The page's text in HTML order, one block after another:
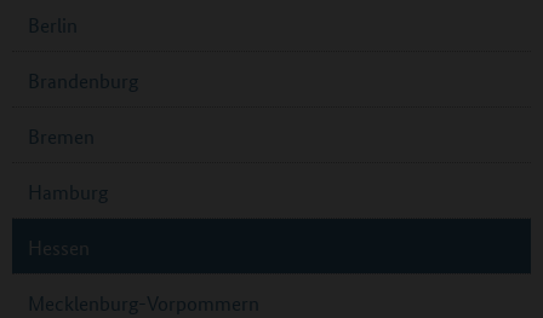
Berlin
Brandenburg
Bremen
Hamburg
Hessen
Mecklenburg-Vorpommern